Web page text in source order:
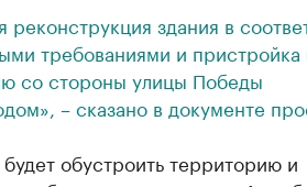
здания в
требованиями и пристройка
со стороны улицы Победы
– сказано в документе
обустроить территорию и